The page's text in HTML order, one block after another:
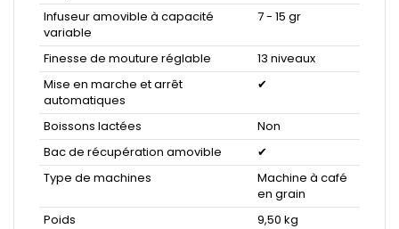
Infuseur amovible à capacité
variable
7 - 15 gr
Finesse de mouture réglable
13 niveaux
Mise en marche et arrêt
automatiques
✔
Boissons lactées
Non
Bac de récupération amovible
✔
Type de machines
Machine à café
en grain
Poids
9,50 kg